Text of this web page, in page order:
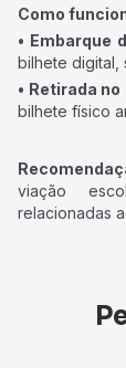
Como
• Embarque
bilhete digital,
• Retirada
bilhete físico
viação
relacionadas